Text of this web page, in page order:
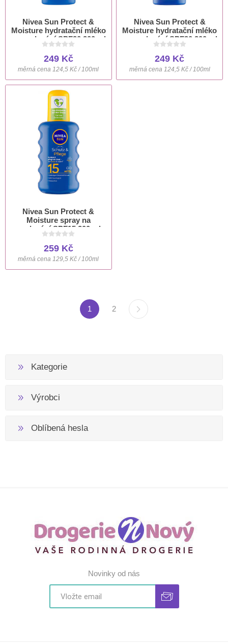
Nivea Sun Protect &
Moisture hydratační mléko
na opalování SPF20 200 ml
249 Kč
měrná cena 124,5 Kč / 100ml
Nivea Sun Protect &
Moisture hydratační mléko
na opalování SPF30 200 ml
249 Kč
měrná cena 124,5 Kč / 100ml
Nivea Sun Protect &
Moisture spray na
opalování SPF15 200 ml
259 Kč
měrná cena 129,5 Kč / 100ml
1 2
Kategorie
Výrobci
Oblíbená hesla
Novinky od nás